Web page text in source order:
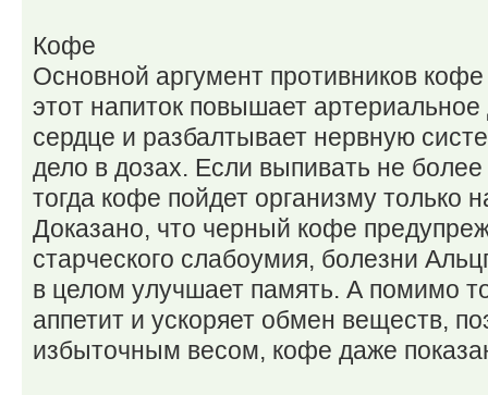
Кофе
Основной аргумент противников
этот напиток повышает
сердце и разбалтывает нервную
дело в дозах. Если выпивать не
тогда кофе пойдет организму только
Доказано, что черный кофе
старческого слабоумия, болезни
в целом улучшает память. А помимо
аппетит и ускоряет обмен веществ,
избыточным весом, кофе даже